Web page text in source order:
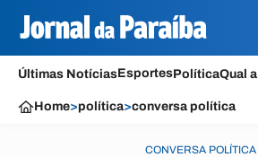
Últimas NotíciasEsportesPolíticaQual
Home>política>conversa política
CONVERSA POLÍTICA